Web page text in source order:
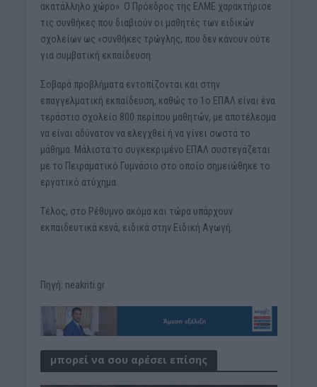
ακατάλληλο χώρο». Ο Πρόεδρος της ΕΛΜΕ χαρακτήρισε
τις συνθήκες που διαβιούν οι μαθητές των ειδικών
σχολείων ως «συνθήκες τρώγλης, που δεν κάνουν ούτε
για συμβατική εκπαίδευση.
Σοβαρά προβλήματα εντοπίζονται και στην
επαγγελματική εκπαίδευση, καθώς το 1ο ΕΠΑΛ είναι ένα
τεράστιο σχολείο 800 περίπου μαθητών, με αποτέλεσμα
να είναι αδύνατον να ελεγχθεί ή να γίνει σωστά το
μάθημα. Μάλιστα το συγκεκριμένο ΕΠΑΛ συστεγάζεται
με το Πειραματικό Γυμνάσιο στο οποίο σημειώθηκε το
εργατικό ατύχημα.
Τέλος, στο Ρέθυμνο ακόμα και τώρα υπάρχουν
εκπαιδευτικά κενά, ειδικά στην Ειδική Αγωγή.
Πηγή: neakriti.gr
μπορεί να σου αρέσει επίσης